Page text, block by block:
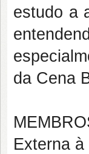
estudo a
da Cena
Externa